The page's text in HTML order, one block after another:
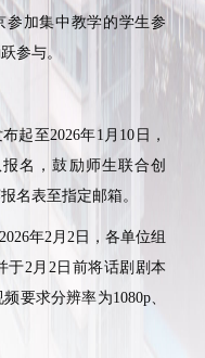
参加集中教学的学生参
参与。
起至2026年1 月 10 日，
名，鼓励师生联合创
名表至指定邮箱。
2026年2月 2日，各单位组
于2月 2日前将话剧剧本
要求分辨率为1080p、